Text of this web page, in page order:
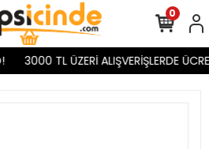
3000 TL ÜZERİ ALIŞVERİŞLERDE
0